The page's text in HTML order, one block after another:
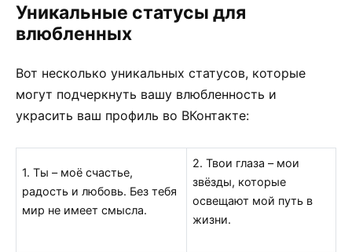
Уникальные статусы для
влюбленных
Вот несколько уникальных статусов, которые
могут подчеркнуть вашу влюбленность и
украсить ваш профиль во ВКонтакте:
1. Ты – моё счастье,
радость и любовь. Без тебя
мир не имеет смысла.
2. Твои глаза – мои
звёзды, которые
освещают мой путь в
жизни.